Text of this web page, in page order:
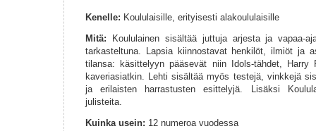
Kenelle: Koululaisille, erityisesti alakoululaisille
Mitä: Koululainen sisältää juttuja arjesta ja vapaa-
tarkasteltuna. Lapsia kiinnostavat henkilöt, ilmiöt ja
tilansa: käsittelyyn pääsevät niin Idols-tähdet, Harry
kaveriasiatkin. Lehti sisältää myös testejä, vinkkejä
ja erilaisten harrastusten esittelyjä. Lisäksi
julisteita.
Kuinka usein: 12 numeroa vuodessa